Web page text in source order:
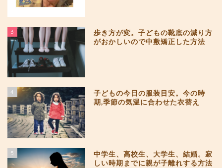
3
歩き方が変。子どもの靴底の減り方
がおかしいので中敷矯正した方法
4
子どもの今日の服装目安。今の時
期,季節の気温に合わせた衣替え
5
中学生、高校生、大学生、結婚。寂
しい時期までに親が子離れする方法